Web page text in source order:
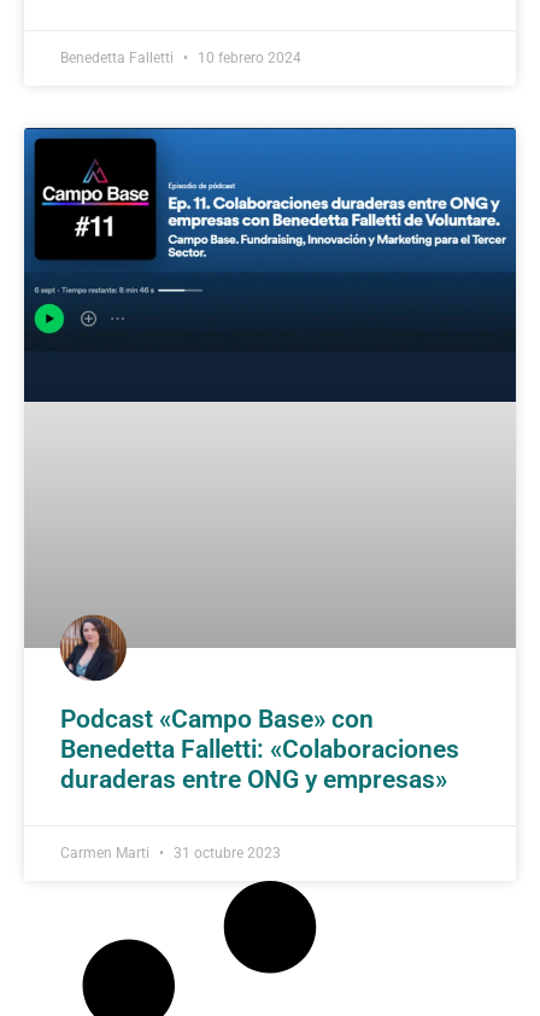
Benedetta Falletti 10 febrero 2024
Podcast «Campo Base» con
Benedetta Falletti: «Colaboraciones
duraderas entre ONG y empresas»
Carmen Marti 31 octubre 2023